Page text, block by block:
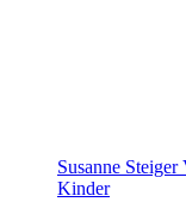
Susanne
Kinder